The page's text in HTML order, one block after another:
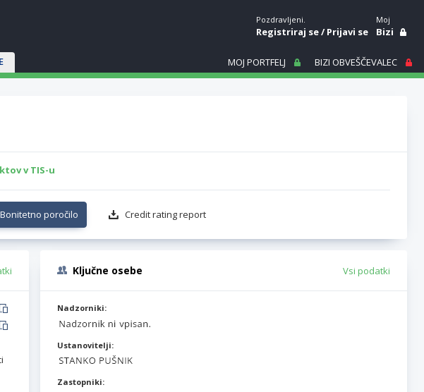
Pozdravljeni.
Registriraj se/Prijavi se
Moj
Bizi
MOJ PORTFELJ BIZI OBVEŠČEVALEC
v TIS-u
Bonitetno poročilo Credit rating report
Ključne osebe Vsi podatki
Nadzorniki:
Ustanovitelji:
Zastopniki: